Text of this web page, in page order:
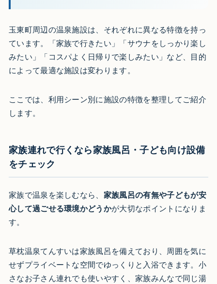
玉東町周辺の温泉施設は、それぞれに異なる特徴を持っ
ています。「家族で行きたい」「サウナをしっかり楽し
みたい」「コスパよく日帰りで楽しみたい」など、目的
によって最適な施設は変わります。
ここでは、利用シーン別に施設の特徴を整理してご紹介
します。
家族連れで行くなら家族風呂・子ども向け設備
をチェック
家族で温泉を楽しむなら、 家族風呂の有無や子どもが安
心して過ごせる環境かどうかが大切なポイントになりま
す。
草枕温泉てんすいは家族風呂を備えており、周囲を気に
せずプライベートな空間でゆっくりと入浴できます。小
さなお子さん連れでも使いやすく、家族みんなで同じ湯